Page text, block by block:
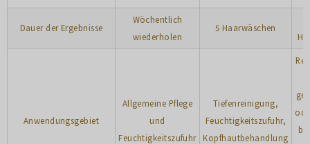
Dauer der Ergebnisse
Wöchentlich
wiederholen
5 Haarwäschen
Anwendungsgebiet
Allgemeine Pflege
und
Feuchtigkeitszufuhr
Tiefenreinigung,
Feuchtigkeitszufuhr,
Kopfhautbehandlung